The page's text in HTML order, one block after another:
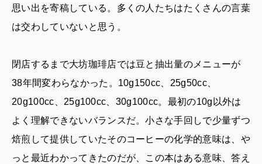
思い出を寄稿している。多くの人たちはたくさんの言葉
は交わしていないと思う。
閉店するまで大坊珈琲店では豆と抽出量のメニューが
38年間変わらなかった。10g150cc、25g50cc、
20g100cc、25g100cc、30g100cc。最初の10g以外は
よく理解できないバランスだ。小さな手回しで少量ずつ
焙煎して提供していたそのコーヒーの化学的意味は、や
っと最近わかってきたのだが、この本はある意味、答え